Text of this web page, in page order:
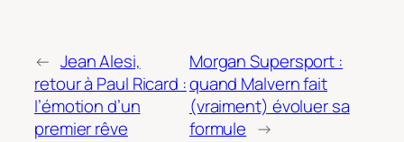
← Jean Alesi,
retour à Paul Ricard :
l’émotion d’un
premier rêve
Morgan Supersport :
quand Malvern fait
(vraiment) évoluer sa
formule →